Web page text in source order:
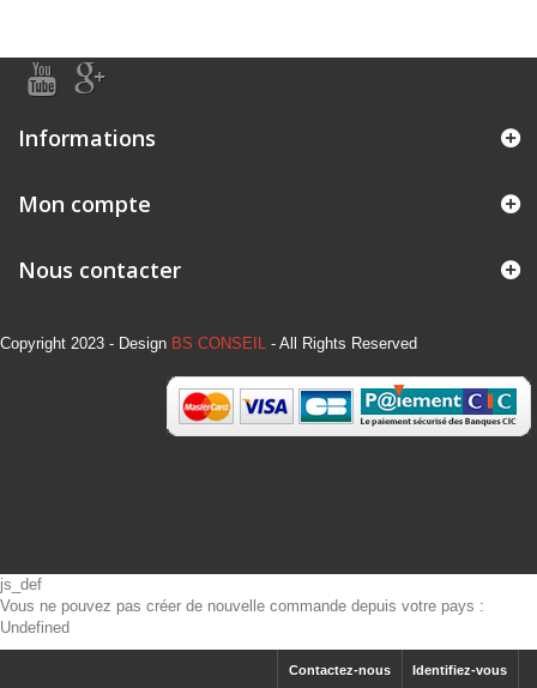
Informations
Mon compte
Nous contacter
Copyright 2023 - Design BS CONSEIL - All Rights Reserved
js_def
Vous ne pouvez pas créer de nouvelle commande depuis votre pays :
Undefined
Identifiez-vous
Contactez-nous